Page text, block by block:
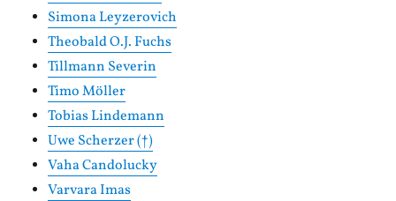
Simona Leyzerovich
Theobald O.J. Fuchs
Tillmann Severin
Timo Möller
Tobias Lindemann
Uwe Scherzer (†)
Vaha Candolucky
Varvara Imas